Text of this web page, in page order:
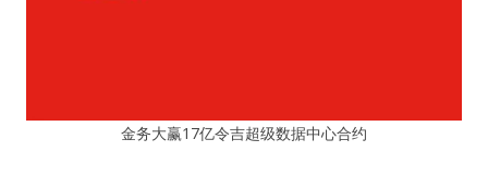
金务大赢17亿令吉超级数据中心合约